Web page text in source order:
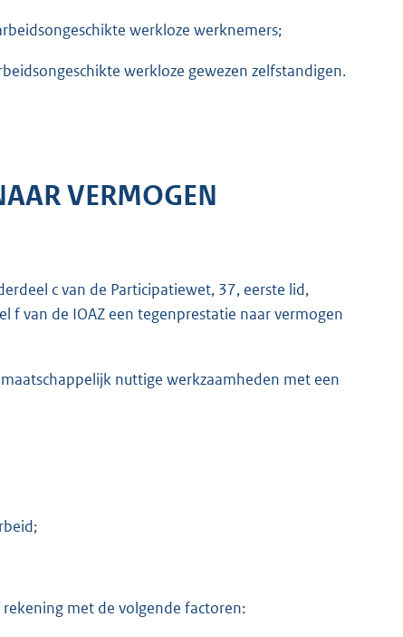
werkloze werknemers;
werkloze gewezen zelfstandigen.
VERMOGEN
c van de Participatiewet, 37, eerste lid,
f van de IOAZ een tegenprestatie naar vermogen
nuttige werkzaamheden met een
met de volgende factoren: